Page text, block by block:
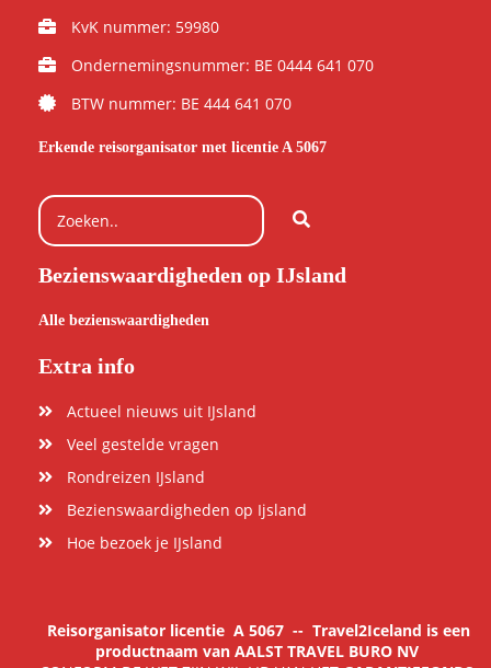
KvK nummer: 59980
Ondernemingsnummer: BE 0444 641 070
BTW nummer: BE 444 641 070
Erkende reisorganisator met licentie A 5067
Bezienswaardigheden op IJsland
Alle bezienswaardigheden
Extra info
Actueel nieuws uit IJsland
Veel gestelde vragen
Rondreizen IJsland
Bezienswaardigheden op Ijsland
Hoe bezoek je IJsland
Reisorganisator licentie A 5067 -- Travel2Iceland is een
productnaam van AALST TRAVEL BURO NV